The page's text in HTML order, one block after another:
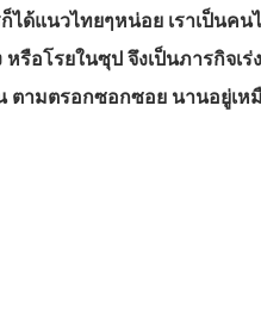
ได้แนวไทยๆหน่อย เราเป็น
หรือโรยในซุป จึงเป็นภารกิจเ
น ตามตรอกซอกซอย นานอยู่เ